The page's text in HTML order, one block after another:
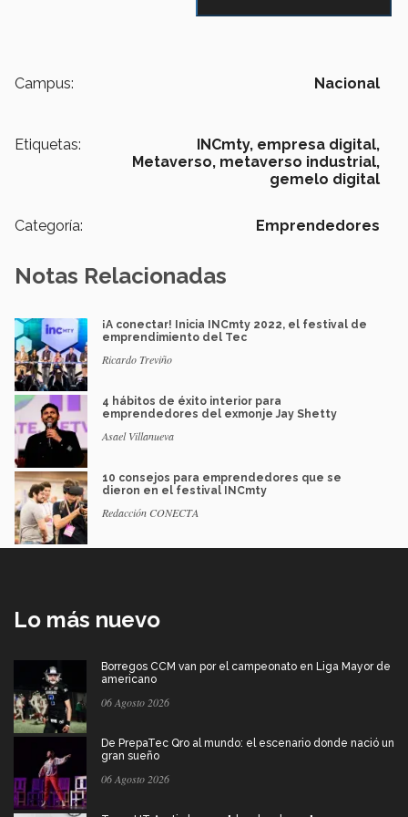
Campus: Nacional
Etiquetas: INCmty, empresa digital,
Metaverso, metaverso industrial,
gemelo digital
Categoría: Emprendedores
Notas Relacionadas
¡A conectar! Inicia INCmty 2022, el festival de
emprendimiento del Tec
Ricardo Treviño
4 hábitos de éxito interior para
emprendedores del exmonje Jay Shetty
Asael Villanueva
10 consejos para emprendedores que se
dieron en el festival INCmty
Redacción CONECTA
Lo más nuevo
Borregos CCM van por el campeonato en Liga Mayor de
americano
06 Agosto 2026
De PrepaTec Qro al mundo: el escenario donde nació un
gran sueño
06 Agosto 2026